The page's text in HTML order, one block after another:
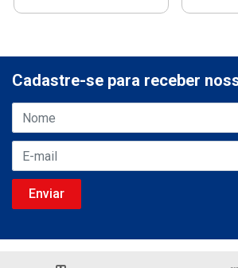
Cadastre-se para receber